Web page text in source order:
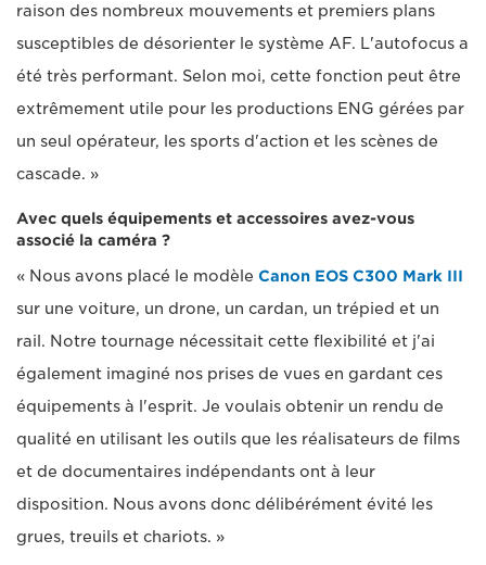
raison des nombreux mouvements et premiers plans
susceptibles de désorienter le système AF. L'autofocus a
été très performant. Selon moi, cette fonction peut être
extrêmement utile pour les productions ENG gérées par
un seul opérateur, les sports d'action et les scènes de
cascade. »
Avec quels équipements et accessoires avez-vous
associé la caméra ?
« Nous avons placé le modèle Canon EOS C300 Mark III
sur une voiture, un drone, un cardan, un trépied et un
rail. Notre tournage nécessitait cette flexibilité et j'ai
également imaginé nos prises de vues en gardant ces
équipements à l'esprit. Je voulais obtenir un rendu de
qualité en utilisant les outils que les réalisateurs de films
et de documentaires indépendants ont à leur
disposition. Nous avons donc délibérément évité les
grues, treuils et chariots. »